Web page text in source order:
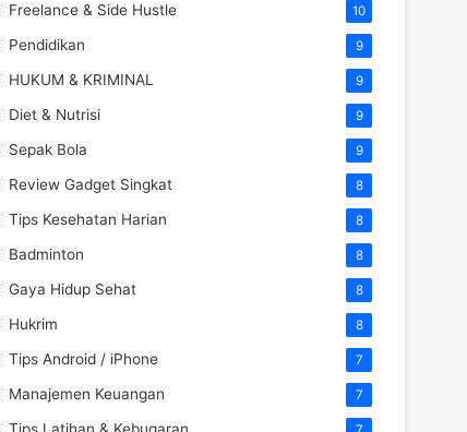
Freelance & Side Hustle 10
Pendidikan 9
HUKUM & KRIMINAL 9
Diet & Nutrisi 9
Sepak Bola 9
Review Gadget Singkat 8
Tips Kesehatan Harian 8
Badminton 8
Gaya Hidup Sehat 8
Hukrim 8
Tips Android / iPhone 7
Manajemen Keuangan 7